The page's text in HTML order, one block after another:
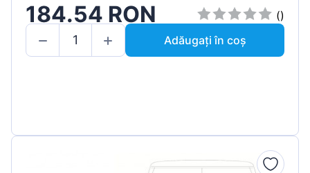
184.54 RON
()
Adăugați în coș